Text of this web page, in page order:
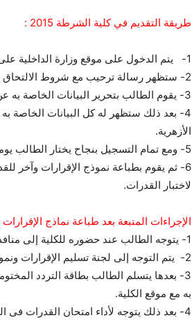
طريقة التقديم في كلية الشرطة 2015 :
1- يتم الدخول على موقع وزارة الداخلية على شبكة الإنترنت ومنه إلى موقع أكاديمية الشرطة.
2- ستظهر رسالة ترحيب مع شروط الالتحاق والخطوات الصحيحة والتعليمات الخاصة بطلب الالتحاق على الشبكة.
3- يقوم الطالب بتحرير البيانات الخاصة به عن والدته ووالده وأخوته والأعمام والأخوال ورقم الجلوس الخاص به.
4- بعد ذلك ستظهر له كل البيانات الخاصة به
الأزهرية.
5- ومع تمام التسجيل بنجاح يختار الطالب يوما من بين 3 أيام تعرض عليه لأداء اختبار القدرات.
6- ثم يقوم بطباعة نموذج الإقرارات وآخر
لاختبار القدرات.
الإجراءات المتبعة بعد طباعة نماذج
1- يتوجه الطالب عند حضوره للكلية إلى منافذ تحصيل قيمة الدمغات والرسوم.
2- يتم التوجه إلى لجنة تسليم الإقرارات ونموذج القدرات.
3- بعدها يتسلم الطالب بطاقة التردد
به مع موقع الكلية.
4- بعد ذلك يتوجه لأداء امتحان القدرات فى اليوم الذى سبق واختاره.